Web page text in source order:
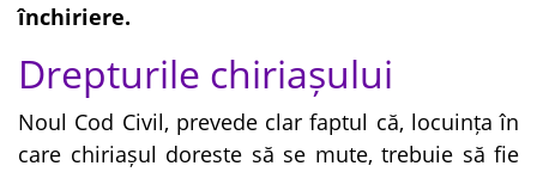
închiriere.
Drepturile chiriașului
Noul Cod Civil, prevede clar faptul că, locuința în
care chiriașul doreste să se mute, trebuie să fie